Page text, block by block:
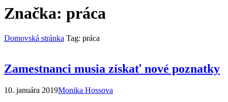
Značka: práca
Domovská stránka Tag: práca
Zamestnanci musia získať nové poznatky
10. januára 2019Monika Hossova